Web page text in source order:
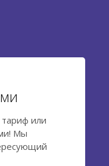
или
Мы